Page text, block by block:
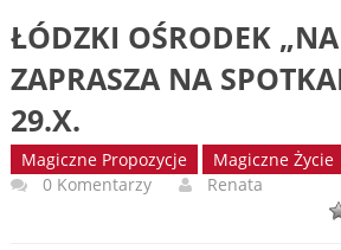
ŁÓDZKI OŚRODEK
ZAPRASZA NA
29.X.
Magiczne Propozycje Magiczne Życie
0 Komentarzy
Renata